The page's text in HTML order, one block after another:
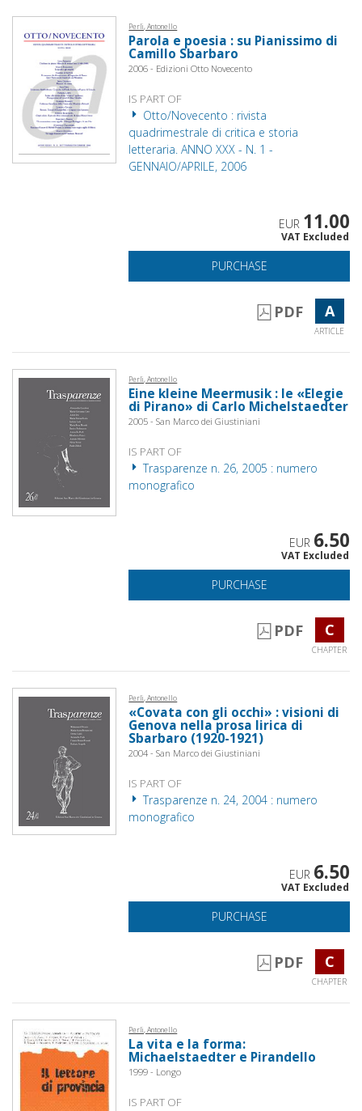
Perli, Antonello
Parola e poesia : su Pianissimo di
Camillo Sbarbaro
2006 - Edizioni Otto Novecento
IS PART OF
Otto/Novecento : rivista
quadrimestrale di critica e storia
letteraria. ANNO XXX - N. 1 -
GENNAIO/APRILE, 2006
EUR 11.00
VAT Excluded
PURCHASE
PDF A
ARTICLE
Perli, Antonello
Eine kleine Meermusik : le «Elegie
di Pirano» di Carlo Michelstaedter
2005 - San Marco dei Giustiniani
IS PART OF
Trasparenze n. 26, 2005 : numero
monografico
EUR 6.50
VAT Excluded
PURCHASE
PDF C
CHAPTER
Perli, Antonello
«Covata con gli occhi» : visioni di
Genova nella prosa lirica di
Sbarbaro (1920-1921)
2004 - San Marco dei Giustiniani
IS PART OF
Trasparenze n. 24, 2004 : numero
monografico
EUR 6.50
VAT Excluded
PURCHASE
PDF C
CHAPTER
Perli, Antonello
La vita e la forma:
Michaelstaedter e Pirandello
1999 - Longo
IS PART OF